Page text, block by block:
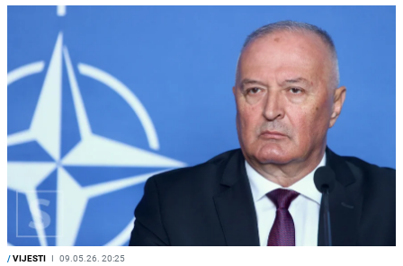
/VIJESTI I 09.05.26. 20:25